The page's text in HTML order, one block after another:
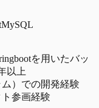
MySQL
を用いたバッ
以上
）での開発経験
参画経験